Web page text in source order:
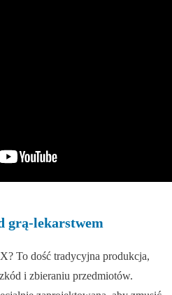
grą-lekarstwem
To dość tradycyjna produkcja,
i zbieraniu przedmiotów.